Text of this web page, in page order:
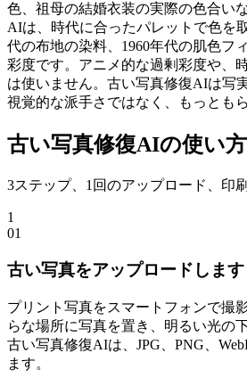
色、祖母の結婚衣装の実際の色合い
AIは、時代に合ったパレットで色を
代の布地の染料、1960年代の肌色フ
彩度です。アニメ的な過剰彩度や、
は使いません。古い写真修復AIは写
視覚的な派手さではなく、もっとも
古い写真修復AIの使い方
3ステップ、1回のアップロード、印
1
01
古い写真をアップロードします
プリント写真をスマートフォンで撮
らな場所に写真を置き、明るい光の
古い写真修復AIは、JPG、PNG、
ます。